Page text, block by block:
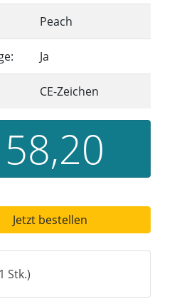
Peach
Ja
CE-Zeichen
Jetzt bestellen
Stk.)